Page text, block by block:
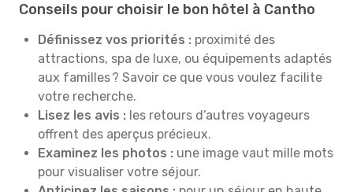
Conseils pour choisir le bon hôtel à Cantho
Définissez vos priorités : proximité des
attractions, spa de luxe, ou équipements adaptés
aux familles ? Savoir ce que vous voulez facilite
votre recherche.
Lisez les avis : les retours d’autres voyageurs
offrent des aperçus précieux.
Examinez les photos : une image vaut mille mots
pour visualiser votre séjour.